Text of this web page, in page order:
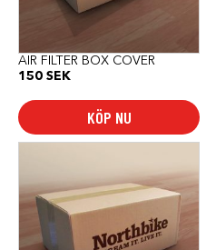
AIR FILTER BOX COVER
150 SEK
KÖP NU